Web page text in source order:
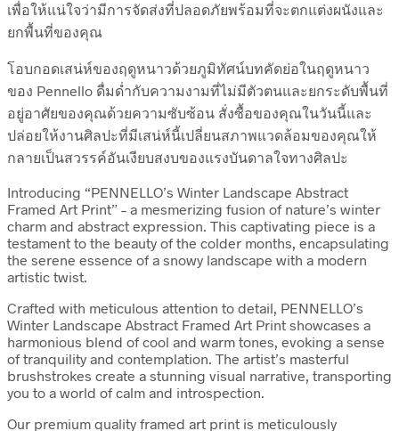
เพื่อให้แน่ใจว่ามีการจัดส่งที่ปลอดภัยพร้อมที่จะตกแต่งผนังและ
ยกพื้นที่ของคุณ
โอบกอดเสน่ห์ของฤดูหนาวด้วยภูมิทัศน์บทคัดย่อในฤดูหนาว
ของ Pennello ดื่มด่ำกับความงามที่ไม่มีตัวตนและยกระดับพื้นที่
อยู่อาศัยของคุณด้วยความซับซ้อน สั่งซื้อของคุณในวันนี้และ
ปล่อยให้งานศิลปะที่มีเสน่ห์นี้เปลี่ยนสภาพแวดล้อมของคุณให้
กลายเป็นสวรรค์อันเงียบสงบของแรงบันดาลใจทางศิลปะ
Introducing “PENNELLO’s Winter Landscape Abstract
Framed Art Print” – a mesmerizing fusion of nature’s winter
charm and abstract expression. This captivating piece is a
testament to the beauty of the colder months, encapsulating
the serene essence of a snowy landscape with a modern
artistic twist.
Crafted with meticulous attention to detail, PENNELLO’s
Winter Landscape Abstract Framed Art Print showcases a
harmonious blend of cool and warm tones, evoking a sense
of tranquility and contemplation. The artist’s masterful
brushstrokes create a stunning visual narrative, transporting
you to a world of calm and introspection.
Our premium quality framed art print is meticulously